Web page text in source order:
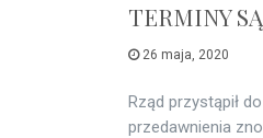
TERMINY
26 maja, 2020
Rząd przystąpił
przedawnienia